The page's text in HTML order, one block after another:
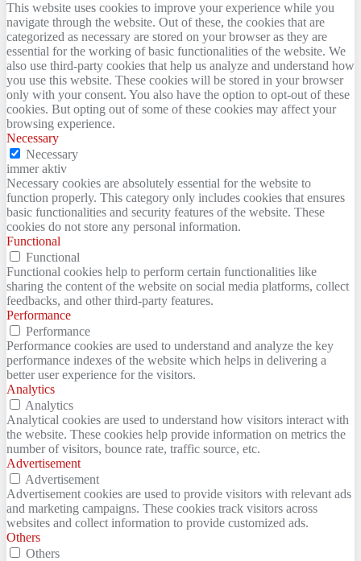
This website uses cookies to improve your experience while you
navigate through the website. Out of these, the cookies that are
categorized as necessary are stored on your browser as they are
essential for the working of basic functionalities of the website. We
also use third-party cookies that help us analyze and understand how
you use this website. These cookies will be stored in your browser
only with your consent. You also have the option to opt-out of these
cookies. But opting out of some of these cookies may affect your
browsing experience.
Necessary
Necessary
immer aktiv
Necessary cookies are absolutely essential for the website to
function properly. This category only includes cookies that ensures
basic functionalities and security features of the website. These
cookies do not store any personal information.
Functional
Functional
Functional cookies help to perform certain functionalities like
sharing the content of the website on social media platforms, collect
feedbacks, and other third-party features.
Performance
Performance
Performance cookies are used to understand and analyze the key
performance indexes of the website which helps in delivering a
better user experience for the visitors.
Analytics
Analytics
Analytical cookies are used to understand how visitors interact with
the website. These cookies help provide information on metrics the
number of visitors, bounce rate, traffic source, etc.
Advertisement
Advertisement
Advertisement cookies are used to provide visitors with relevant ads
and marketing campaigns. These cookies track visitors across
websites and collect information to provide customized ads.
Others
Others